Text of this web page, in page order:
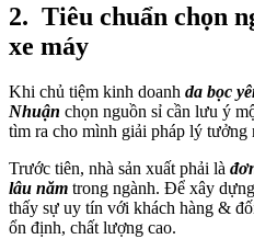
2. Tiêu chuẩn chọn
xe máy
Khi chủ tiệm kinh doanh da bọc
Nhuận chọn nguồn sỉ cần lưu ý
tìm ra cho mình giải pháp lý tưởng
Trước tiên, nhà sản xuất phải là
lâu năm trong ngành. Để xây
thấy sự uy tín với khách hàng &
ổn định, chất lượng cao.